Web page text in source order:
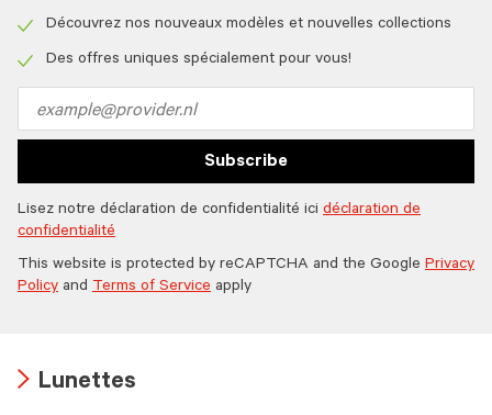
icon
icon
Découvrez nos nouveaux modèles et nouvelles collections
Des offres uniques spécialement pour vous!
address
Subscribe
Lisez notre déclaration de confidentialité ici déclaration de
confidentialité
This website is protected by reCAPTCHA and the Google Privacy
Policy and Terms of Service apply
Lunettes